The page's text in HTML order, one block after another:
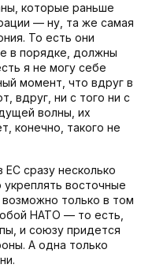
которые раньше
— ну, та же самая
То есть они
в порядке, должны
я не могу себе
момент, что вдруг в
вдруг, ни с того ни с
волны, их
конечно, такого не
ЕС сразу несколько
восточные
возможно только в том
НАТО — то есть,
и союзу придется
А одна только